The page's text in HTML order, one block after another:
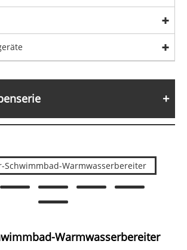
Warmwasserbereiter